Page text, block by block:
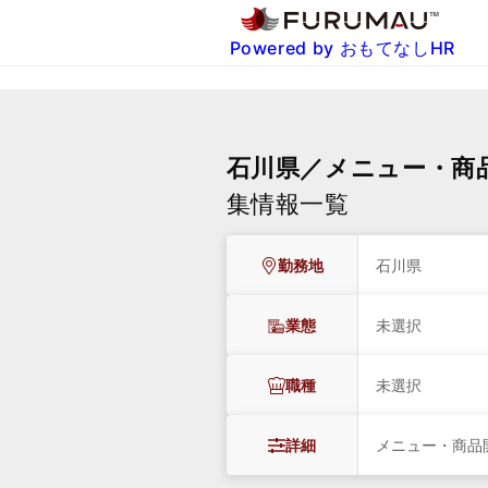
Powered by おもてなしHR
石川県／メニュー・商
集情報一覧
勤務地 石川県
業態 未選択
職種 未選択
詳細 メニュー・商